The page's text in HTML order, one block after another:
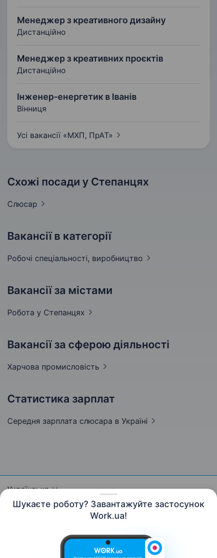
Шукаєте роботу? Завантажуйте застосунок
Work.ua!
Менеджер з креативного дизайну
Дистанційно
Менеджер з креативних проєктів
Дистанційно
Інженер-енергетик в Іванів
Вінниця
Усі вакансії «МХП, ПрАТ»
Схожі посади у Степанцях
Слюсар
Вакансії в категорії
Робочі спеціальності, виробництво
Вакансії за містами
Робота у Степанцях
Вакансії за сферою діяльності
Харчова промисловість
Статистика зарплат
Середня зарплата слюсара в Україні
Українська